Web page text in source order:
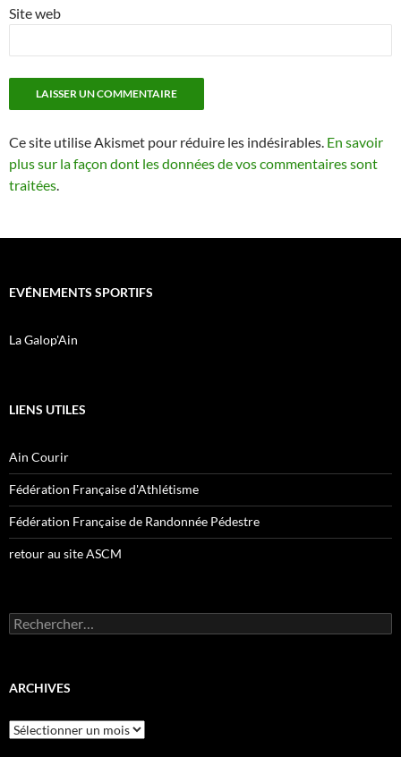
Site web
Ce site utilise Akismet pour réduire les indésirables. En savoir
plus sur la façon dont les données de vos commentaires sont
traitées.
EVÉNEMENTS SPORTIFS
La Galop'Ain
LIENS UTILES
Ain Courir
Fédération Française d'Athlétisme
Fédération Française de Randonnée Pédestre
retour au site ASCM
Rechercher :
ARCHIVES
Archives